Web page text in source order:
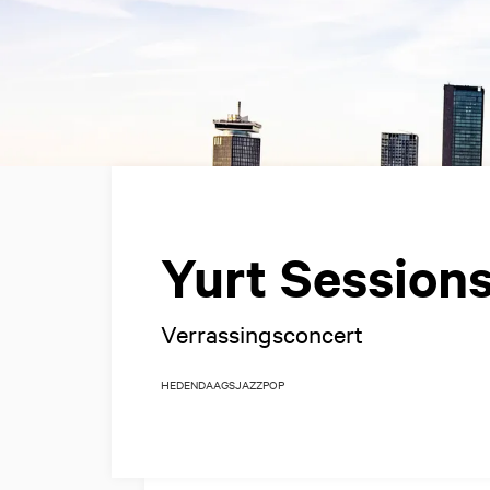
Yurt
Verrassingsconcert
HEDENDAAGSJAZZPOP